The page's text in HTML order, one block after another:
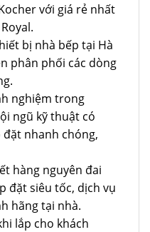
với giá rẻ nhất
bị nhà bếp tại Hà
phân phối các dòng
nghiệm trong
ngũ kỹ thuật có
đặt nhanh chóng,
hàng nguyên đai
đặt siêu tốc, dịch vụ
hãng tại nhà.
lắp cho khách